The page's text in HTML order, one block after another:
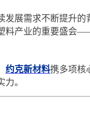
发展需求不断提升
料产业的重要盛会
约克新材料携多项核
。